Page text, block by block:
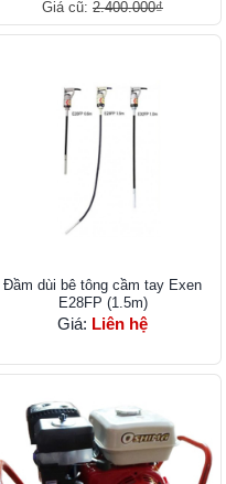
Giá cũ: 2.400.000₫
Đầm dùi bê tông cầm tay Exen
E28FP (1.5m)
Giá: Liên hệ